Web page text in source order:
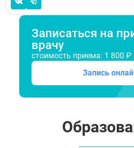
Записаться на
врачу
стоимость приема: 1 800 ₽
Запись